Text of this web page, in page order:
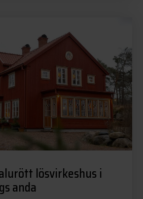
lösvirkeshus i
anda